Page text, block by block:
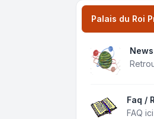
Palais du Roi
News
Faq /
FAQ ici